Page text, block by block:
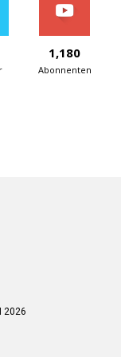
1,180
Abonnenten
2026